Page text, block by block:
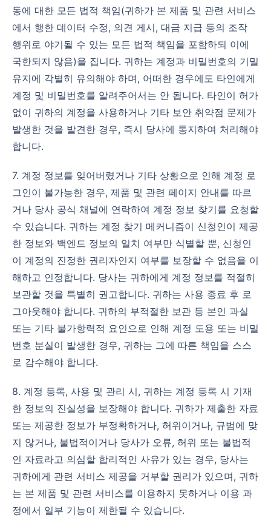
동에 대한 모든 법적 책임(귀하가 본 제품 및 관련 서비스
에서 행한 데이터 수정, 의견 게시, 대금 지급 등의 조작
행위로 야기될 수 있는 모든 법적 책임을 포함하되 이에
국한되지 않음)을 집니다. 귀하는 계정과 비밀번호의 기밀
유지에 각별히 유의해야 하며, 어떠한 경우에도 타인에게
계정 및 비밀번호를 알려주어서는 안 됩니다. 타인이 허가
없이 귀하의 계정을 사용하거나 기타 보안 취약점 문제가
발생한 것을 발견한 경우, 즉시 당사에 통지하여 처리해야
합니다.
7. 계정 정보를 잊어버렸거나 기타 상황으로 인해 계정 로
그인이 불가능한 경우, 제품 및 관련 페이지 안내를 따르
거나 당사 공식 채널에 연락하여 계정 정보 찾기를 요청할
수 있습니다. 귀하는 계정 찾기 메커니즘이 신청인이 제공
한 정보와 백엔드 정보의 일치 여부만 식별할 뿐, 신청인
이 계정의 진정한 권리자인지 여부를 보장할 수 없음을 이
해하고 인정합니다. 당사는 귀하에게 계정 정보를 적절히
보관할 것을 특별히 권고합니다. 귀하는 사용 종료 후 로
그아웃해야 합니다. 귀하의 부적절한 보관 등 본인 과실
또는 기타 불가항력적 요인으로 인해 계정 도용 또는 비밀
번호 분실이 발생한 경우, 귀하는 그에 따른 책임을 스스
로 감수해야 합니다.
8. 계정 등록, 사용 및 관리 시, 귀하는 계정 등록 시 기재
한 정보의 진실성을 보장해야 합니다. 귀하가 제출한 자료
또는 제공한 정보가 부정확하거나, 허위이거나, 규범에 맞
지 않거나, 불법적이거나 당사가 오류, 허위 또는 불법적
인 자료라고 의심할 합리적인 사유가 있는 경우, 당사는
귀하에게 관련 서비스 제공을 거부할 권리가 있으며, 귀하
는 본 제품 및 관련 서비스를 이용하지 못하거나 이용 과
정에서 일부 기능이 제한될 수 있습니다.